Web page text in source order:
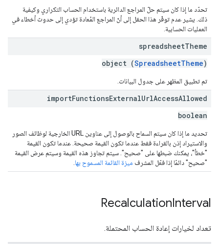
تحدّد ما إذا كان سيتم حلّ المراجع الدائرية باستخدام الحساب التكراري وكيفية
ذلك. يشير عدم توفّر هذا الحقل إلى أنّ المراجع المُعادة تؤدي إلى حدوث أخطاء في
العمليات الحسابية.
spreadsheetTheme
object (SpreadsheetTheme)
تم تطبيق المظهر على جدول البيانات.
importFunctionsExternalUrlAccessAllowed
boolean
تحديد ما إذا كان سيتم السماح بالوصول إلى عناوين URL الخارجية لوظائف الصور
والاستيراد إذن بالقراءة فقط عندما تكون القيمة صحيحة. عندما تكون القيمة
"خطأ"، يمكنك ضبطها على "صحيح". سيتم تجاوز هذه القيمة وسيتم عرض القيمة
"صحيح" دائمًا إذا فعّل المشرف ميزة القائمة المسموح بها
RecalculationInterval
تعداد لخيارات إعادة الحساب المحتملة.